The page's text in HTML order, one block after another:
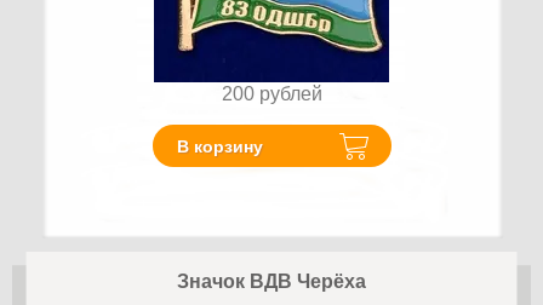
200 рублей
В корзину
Значок ВДВ Черёха